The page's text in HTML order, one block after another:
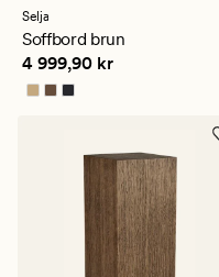
Selja
Soffbord brun
Pris 4 999,90 kr
4 999,90 kr